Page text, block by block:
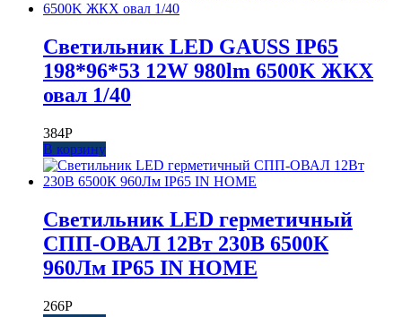
Светильник LED GAUSS IP65
198*96*53 12W 980lm 6500K ЖКХ
овал 1/40
384Р
В корзину
Светильник LED герметичный
СПП-ОВАЛ 12Вт 230В 6500К
960Лм IP65 IN HOME
266Р